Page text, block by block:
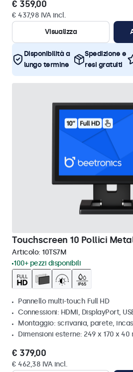
€ 359,00
€ 437,98 IVA incl.
Visualizza
Disponibilità a
lungo termine
Spedizione e
resi gratuiti
Touchscreen 10 Pollici
Articolo: 10TS7M
100+ pezzi disponibili
Pannello multi-touch Full HD
Connessioni: HDMI, DisplayPort,
Montaggio: scrivania, parete,
Dimensioni esterne: 249 x 170 x 40
€ 379,00
€ 462,38 IVA incl.